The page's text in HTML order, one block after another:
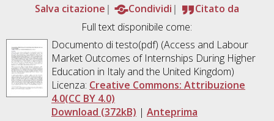
Salva citazione
Condividi
Citato da
Full text disponibile come:
Documento di testo(pdf) (Access and Labour
Market Outcomes of Internships During Higher
Education in Italy and the United Kingdom)
Licenza: Creative Commons: Attribuzione
4.0(CC BY 4.0)
Download (372kB) | Anteprima